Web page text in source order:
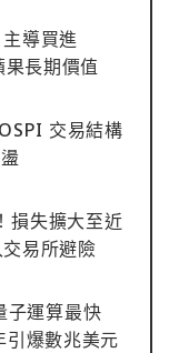
導買進
長期價值
交易結構
損失擴大至近
易所避險
子運算最快
爆數兆美元